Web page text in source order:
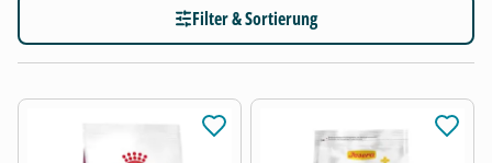
Filter & Sortierung